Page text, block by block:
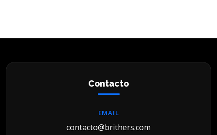
Contacto
EMAIL
contacto@brithers.com